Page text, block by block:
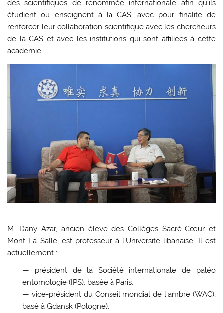
des scientifiques de renommée internationale afin qu’ils
étudient ou enseignent à la CAS, avec pour finalité de
renforcer leur collaboration scientifique avec les chercheurs
de la CAS et avec les institutions qui sont affiliées à cette
académie.
M. Dany Azar, ancien élève des Collèges Sacré-Cœur et
Mont La Salle, est professeur à l’Université libanaise. Il est
actuellement :
— président de la Société internationale de paléo
entomologie (IPS), basée à Paris,
— vice-président du Conseil mondial de l’ambre (WAC),
basé à Gdansk (Pologne),